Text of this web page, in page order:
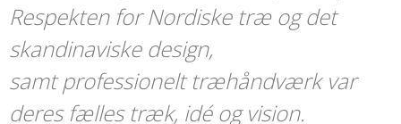
Respekten for Nordiske træ og det
skandinaviske design,
samt professionelt træhåndværk var
deres fælles træk, idé og vision.